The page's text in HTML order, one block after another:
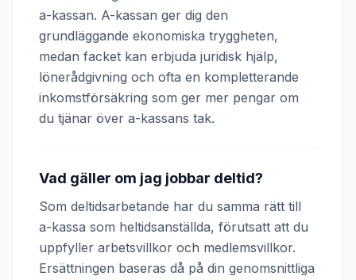
a-kassan. A-kassan ger dig den
grundläggande ekonomiska tryggheten,
medan facket kan erbjuda juridisk hjälp,
lönerådgivning och ofta en kompletterande
inkomstförsäkring som ger mer pengar om
du tjänar över a-kassans tak.
Vad gäller om jag jobbar deltid?
Som deltidsarbetande har du samma rätt till
a-kassa som heltidsanställda, förutsatt att du
uppfyller arbetsvillkor och medlemsvillkor.
Ersättningen baseras då på din genomsnittliga